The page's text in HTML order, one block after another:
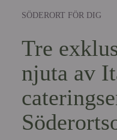
SÖDERORT FÖR DIG
Tre
njuta av